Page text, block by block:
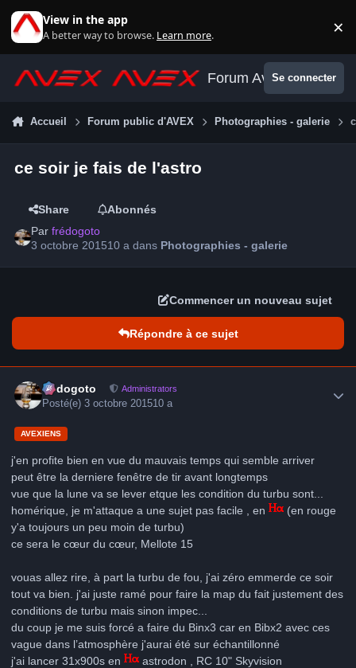
View in the app
A better way to browse. Learn more. ×
Forum AvexSe connecter
Accueil Forum public d'AVEX Photographies - galerie
ce soir je fais de l'astro
Share
Abonnés
Parfrédogoto
3 octobre 201510 a dans Photographies - galerie
Commencer un nouveau sujet
Répondre à ce sujet
frédogoto Administrators
Posté(e)3 octobre 201510 a
AVEXIENS
j'en profite bien en vue du mauvais temps qui semble arriver
peut être la derniere fenêtre de tir avant longtemps
vue que la lune va se lever etque les condition du turbu sont...
homérique, je m'attaque a une sujet pas facile , en
(en rouge
y'a toujours un peu moin de turbu)
ce sera le cœur du cœur, Mellote 15
vouas allez rire, à part la turbu de fou, j'ai zéro emmerde ce soir
tout va bien. j'ai juste ramé pour faire la map du fait justement des
conditions de turbu mais sinon impec...
du coup je me suis forcé a faire du Binx3 car en Bibx2 avec ces
vague dans l’atmosphère j'aurai été sur échantillonné
j'ai lancer 31x900s en
astrodon , RC 10" Skyvision